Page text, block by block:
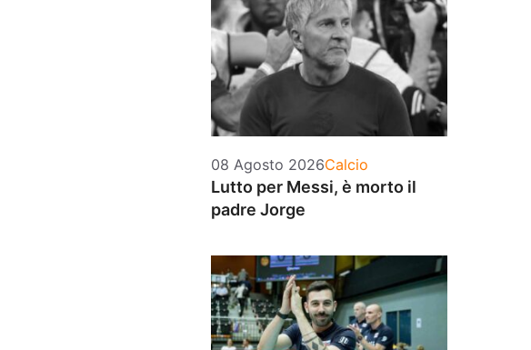
08 Agosto 2026Categorie
Calcio
Lutto per Messi, è morto il
padre Jorge